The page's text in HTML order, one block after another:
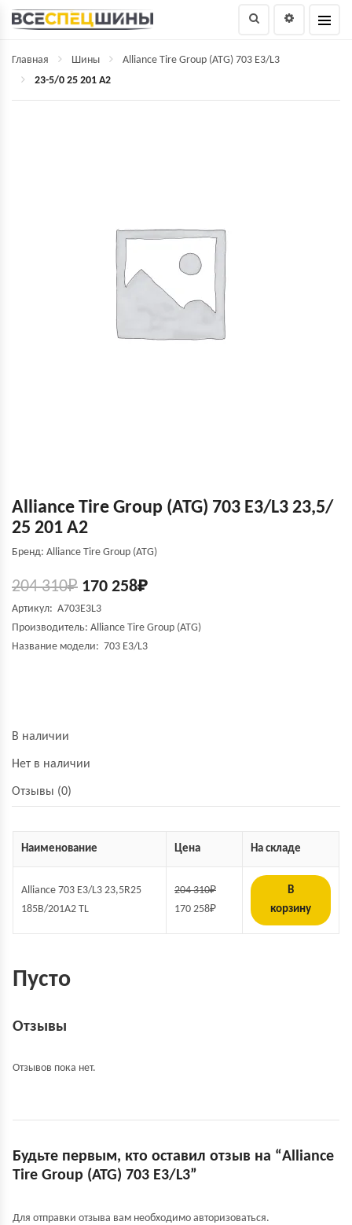
Главная Шины
Alliance Tire Group (ATG) 703 E3/L3
23-5/0 25 201 A2
Alliance Tire Group (ATG) 703 E3/L3 23,5/
25 201 A2
Бренд: Alliance Tire Group (ATG)
204 310₽ 170 258₽
Артикул: A703E3L3
Производитель: Alliance Tire Group (ATG)
Название модели: 703 E3/L3
В наличии
Нет в наличии
Отзывы (0)
Наименование Цена На складе
Alliance 703 E3/L3 23,5R25
185B/201A2 TL
204 310₽
170 258₽
В
корзину
Пусто
Отзывы
Отзывов пока нет.
Будьте первым, кто оставил отзыв на “Alliance
Tire Group (ATG) 703 E3/L3”
Для отправки отзыва вам необходимо авторизоваться.